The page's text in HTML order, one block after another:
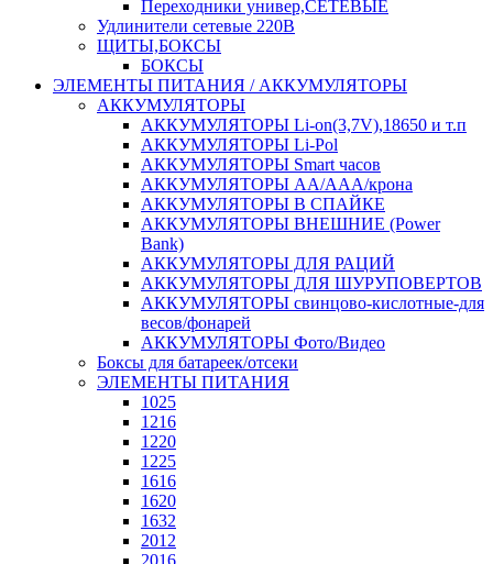
Переходники универ,СЕТЕВЫЕ
Удлинители сетевые 220В
ЩИТЫ,БОКСЫ
БОКСЫ
ЭЛЕМЕНТЫ ПИТАНИЯ / АККУМУЛЯТОРЫ
АККУМУЛЯТОРЫ
АККУМУЛЯТОРЫ Li-on(3,7V),18650 и т.п
АККУМУЛЯТОРЫ Li-Pol
АККУМУЛЯТОРЫ Smart часов
АККУМУЛЯТОРЫ АА/ААА/крона
АККУМУЛЯТОРЫ В СПАЙКЕ
АККУМУЛЯТОРЫ ВНЕШНИЕ (Power
Bank)
АККУМУЛЯТОРЫ ДЛЯ РАЦИЙ
АККУМУЛЯТОРЫ ДЛЯ ШУРУПОВЕРТОВ
АККУМУЛЯТОРЫ свинцово-кислотные-для
весов/фонарей
АККУМУЛЯТОРЫ Фото/Видео
Боксы для батареек/отсеки
ЭЛЕМЕНТЫ ПИТАНИЯ
1025
1216
1220
1225
1616
1620
1632
2012
2016